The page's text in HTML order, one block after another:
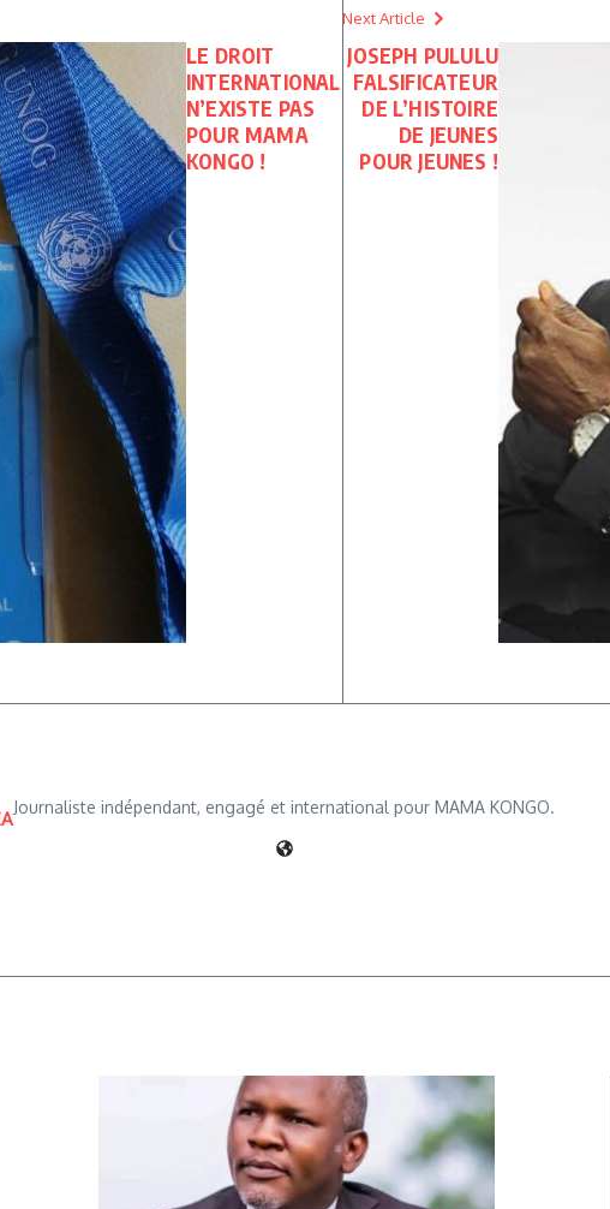
LE DROIT
INTERNATIONAL
N’EXISTE PAS
POUR MAMA
KONGO !
Next Article
JOSEPH PULULU
FALSIFICATEUR
DE L’HISTOIRE
DE JEUNES
POUR JEUNES !
Journaliste indépendant, engagé et international pour MAMA KONGO.